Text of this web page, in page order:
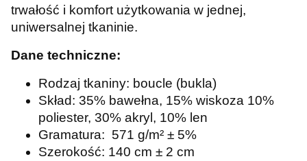
trwałość i komfort użytkowania w jednej,
uniwersalnej tkaninie.
Dane techniczne:
Rodzaj tkaniny: boucle (bukla)
Skład: 35% bawełna, 15% wiskoza 10%
poliester, 30% akryl, 10% len
Gramatura: 571 g/m² ± 5%
Szerokość: 140 cm ± 2 cm